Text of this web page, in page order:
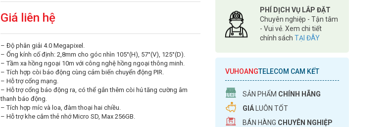
Giá liên hệ
– Độ phân giải 4.0 Megapixel.
– Ống kính cố định: 2,8mm cho góc nhìn 105°(H), 57°(V), 125°(D).
– Tầm xa hồng ngoại 10m với công nghệ hồng ngoại thông minh.
– Tích hợp còi báo động cùng cảm biến chuyển động PIR.
– Hỗ trợ cổng mạng.
– Hỗ trợ cổng báo động ra, có thể gắn thêm còi hú tăng cường âm
thanh báo động.
– Tích hợp míc và loa, đàm thoại hai chiều.
– Hỗ trợ khe cắm thẻ nhớ Micro SD, Max 256GB.
PHÍ DỊCH VỤ LẮP ĐẶT
Chuyên nghiệp - Tận tâm
- Vui vẻ. Xem chi tiết
chính sách TẠI ĐÂY
VUHOANGTELECOM CAM KẾT
SẢN PHẨM CHÍNH HÃNG
GIÁ LUÔN TỐT
BÁN HÀNG CHUYÊN NGHIỆP